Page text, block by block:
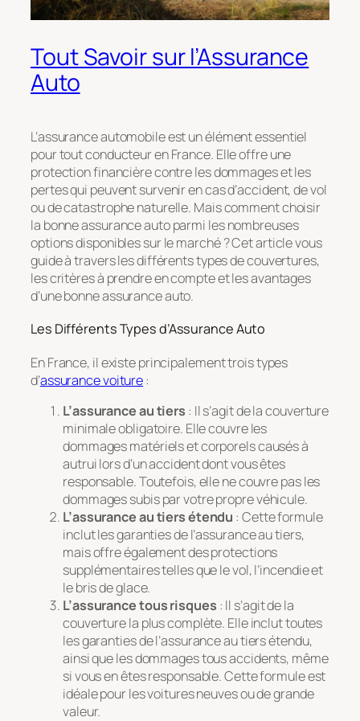
Tout Savoir sur l’Assurance
Auto
L’assurance automobile est un élément essentiel
pour tout conducteur en France. Elle offre une
protection financière contre les dommages et les
pertes qui peuvent survenir en cas d’accident, de vol
ou de catastrophe naturelle. Mais comment choisir
la bonne assurance auto parmi les nombreuses
options disponibles sur le marché ? Cet article vous
guide à travers les différents types de couvertures,
les critères à prendre en compte et les avantages
d’une bonne assurance auto.
Les Différents Types d’Assurance Auto
En France, il existe principalement trois types
d’assurance voiture:
L’assurance au tiers : Il s’agit de la couverture
minimale obligatoire. Elle couvre les
dommages matériels et corporels causés à
autrui lors d’un accident dont vous êtes
responsable. Toutefois, elle ne couvre pas les
dommages subis par votre propre véhicule.
L’assurance au tiers étendu : Cette formule
inclut les garanties de l’assurance au tiers,
mais offre également des protections
supplémentaires telles que le vol, l’incendie et
le bris de glace.
L’assurance tous risques : Il s’agit de la
couverture la plus complète. Elle inclut toutes
les garanties de l’assurance au tiers étendu,
ainsi que les dommages tous accidents, même
si vous en êtes responsable. Cette formule est
idéale pour les voitures neuves ou de grande
valeur.